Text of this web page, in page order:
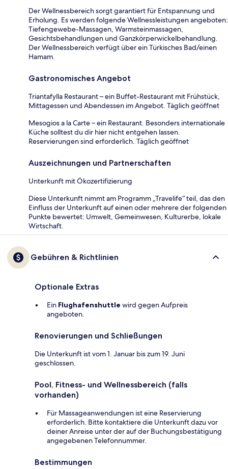
Der Wellnessbereich sorgt garantiert für Entspannung und
Erholung. Es werden folgende Wellnessleistungen angeboten:
Tiefengewebe-Massagen, Warmsteinmassagen,
Gesichtsbehandlungen und Ganzkörperwickelbehandlung.
Der Wellnessbereich verfügt über ein Türkisches Bad/einen
Hamam.
Gastronomisches Angebot
Triantafylla Restaurant – ein Buffet-Restaurant mit Frühstück,
Mittagessen und Abendessen im Angebot. Täglich geöffnet
Mesogios a la Carte – ein Restaurant. Besonders internationale
Küche solltest du dir hier nicht entgehen lassen.
Reservierungen sind erforderlich. Täglich geöffnet
Auszeichnungen und Partnerschaften
Unterkunft mit Ökozertifizierung
Diese Unterkunft nimmt am Programm „Travelife“ teil, das den
Einfluss der Unterkunft auf einen oder mehrere der folgenden
Punkte bewertet: Umwelt, Gemeinwesen, Kulturerbe, lokale
Wirtschaft.
Gebühren & Richtlinien
Optionale Extras
Ein Flughafenshuttle wird gegen Aufpreis
angeboten.
Renovierungen und Schließungen
Die Unterkunft ist vom 1. Januar bis zum 19. Juni
geschlossen.
Pool, Fitness- und Wellnessbereich (falls
vorhanden)
Für Massageanwendungen ist eine Reservierung
erforderlich. Bitte kontaktiere die Unterkunft dazu vor
deiner Anreise unter der auf der Buchungsbestätigung
angegebenen Telefonnummer.
Bestimmungen